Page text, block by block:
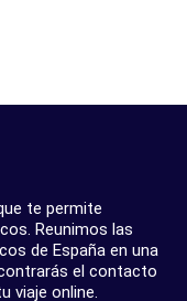
te permite
Reunimos las
de España en una
el contacto
viaje online.